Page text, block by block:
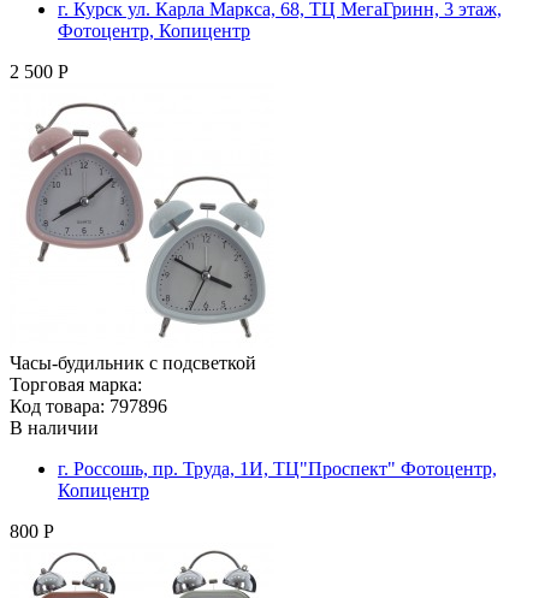
г. Курск ул. Карла Маркса, 68, ТЦ МегаГринн, 3 этаж,
Фотоцентр, Копицентр
2 500 Р
Часы-будильник с подсветкой
Торговая марка:
Код товара: 797896
В наличии
г. Россошь, пр. Труда, 1И, ТЦ"Проспект" Фотоцентр,
Копицентр
800 Р